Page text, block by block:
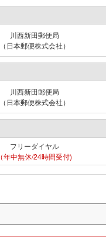
川西新田郵便局
（日本郵便株式会社）
川西新田郵便局
（日本郵便株式会社）
フリーダイヤル
（年中無休/24時間受付)